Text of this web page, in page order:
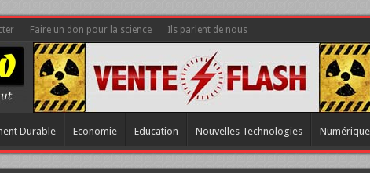
Faire un don pour la science Ils parlent de nous
Durable Economie Education Nouvelles Technologies Numérique